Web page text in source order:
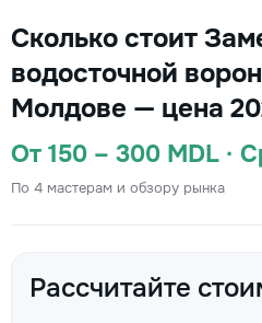
Сколько стоит
водосточной
Молдове — цена
От 150 – 300 MDL ·
По 4 мастерам и обзору рынка
Рассчитайте